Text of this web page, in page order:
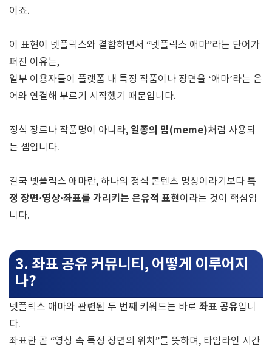
이죠.
이 표현이 넷플릭스와 결합하면서 “넷플릭스 애마”라는 단어가
퍼진 이유는,
일부 이용자들이 플랫폼 내 특정 작품이나 장면을 ‘애마’라는 은
어와 연결해 부르기 시작했기 때문입니다.
정식 장르나 작품명이 아니라, 일종의 밈(meme)처럼 사용되
는 셈입니다.
결국 넷플릭스 애마란, 하나의 정식 콘텐츠 명칭이라기보다 특
정 장면·영상·좌표를 가리키는 은유적 표현이라는 것이 핵심입
니다.
3. 좌표 공유 커뮤니티, 어떻게 이루어지
나?
넷플릭스 애마와 관련된 두 번째 키워드는 바로 좌표 공유입니
다.
좌표란 곧 “영상 속 특정 장면의 위치”를 뜻하며, 타임라인 시간